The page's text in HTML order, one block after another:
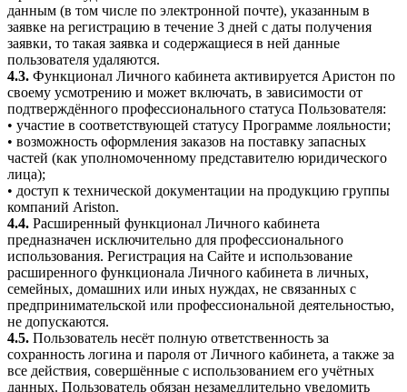
данным (в том числе по электронной почте), указанным в
заявке на регистрацию в течение 3 дней с даты получения
заявки, то такая заявка и содержащиеся в ней данные
пользователя удаляются.
4.3. Функционал Личного кабинета активируется Аристон по
своему усмотрению и может включать, в зависимости от
подтверждённого профессионального статуса Пользователя:
• участие в соответствующей статусу Программе лояльности;
• возможность оформления заказов на поставку запасных
частей (как уполномоченному представителю юридического
лица);
• доступ к технической документации на продукцию группы
компаний Ariston.
4.4. Расширенный функционал Личного кабинета
предназначен исключительно для профессионального
использования. Регистрация на Сайте и использование
расширенного функционала Личного кабинета в личных,
семейных, домашних или иных нуждах, не связанных с
предпринимательской или профессиональной деятельностью,
не допускаются.
4.5. Пользователь несёт полную ответственность за
сохранность логина и пароля от Личного кабинета, а также за
все действия, совершённые с использованием его учётных
данных. Пользователь обязан незамедлительно уведомить